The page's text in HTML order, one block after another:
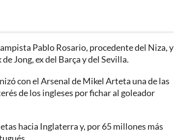
Pablo Rosario, procedente del Niza, y
Jong, ex del Barça y del Sevilla.
con el Arsenal de Mikel Arteta una de las
de los ingleses por fichar al goleador
hacia Inglaterra y, por 65 millones más